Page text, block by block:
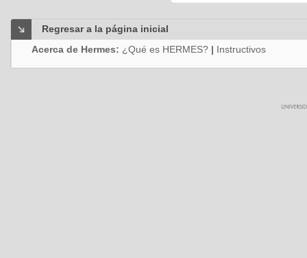
Regresar a la página inicial
Acerca de Hermes: ¿Qué es HERMES? | Instructivos